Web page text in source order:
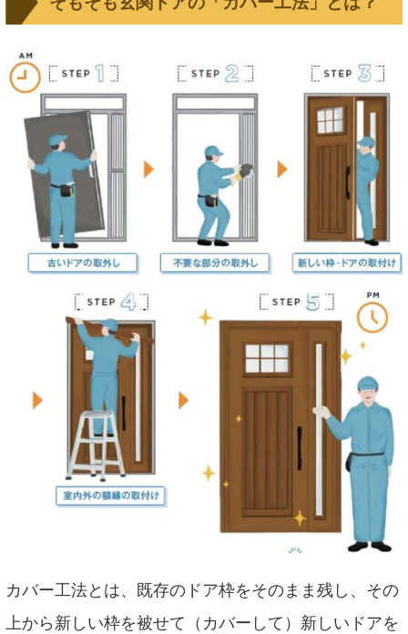
カバー工法とは、既存のドア枠をそのまま残し、その
上から新しい枠を被せて（カバーして）新しいドアを